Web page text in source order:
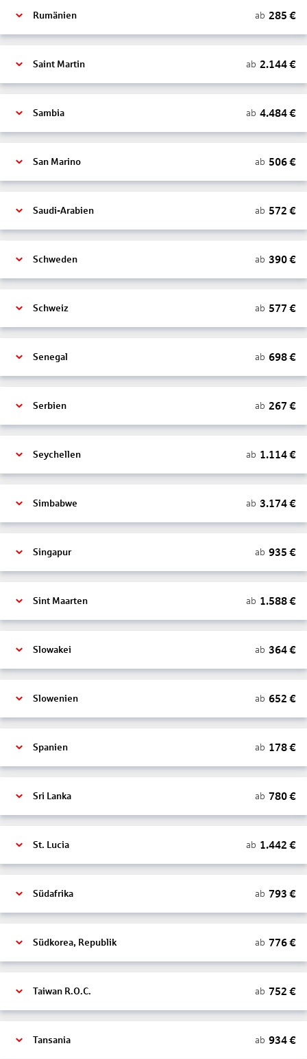
Rumänien ab 285 €
Saint Martin ab 2.144€
Sambia ab 4.484€
San Marino ab 506€
Saudi-Arabien ab 572 €
Schweden ab 390€
Schweiz ab 577 €
Senegal ab 698€
Serbien ab 267 €
Seychellen ab 1.114€
Simbabwe ab 3.174€
Singapur ab 935 €
Sint Maarten ab 1.588€
Slowakei ab 364€
Slowenien ab 652 €
Spanien ab 178€
Sri Lanka ab 780€
St. Lucia ab 1.442 €
Südafrika ab 793 €
Südkorea, Republik ab 776€
Taiwan R.O.C. ab 752 €
Tansania ab 934€